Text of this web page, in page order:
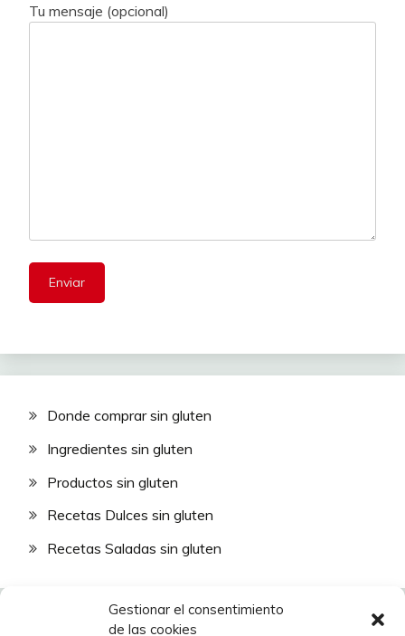
Gestionar el consentimiento
de las cookies
Tu mensaje (opcional)
Donde comprar sin gluten
Ingredientes sin gluten
Productos sin gluten
Recetas Dulces sin gluten
Recetas Saladas sin gluten